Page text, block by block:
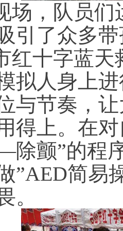
场，队员
引了众多
红十字蓝
拟人身上
与节奏，
得上。在
颤”的程
”AED简易
。